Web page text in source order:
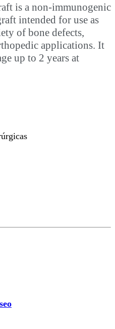
is a non‐immunogenic
intended for use as
of bone defects,
applications. It
up to 2 years at